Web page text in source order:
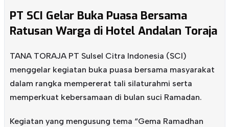
PT SCI Gelar Buka Puasa Bersama
Ratusan Warga di Hotel Andalan Toraja
TANA TORAJA PT Sulsel Citra Indonesia (SCI)
menggelar kegiatan buka puasa bersama masyarakat
dalam rangka mempererat tali silaturahmi serta
memperkuat kebersamaan di bulan suci Ramadan.
Kegiatan yang mengusung tema “Gema Ramadhan